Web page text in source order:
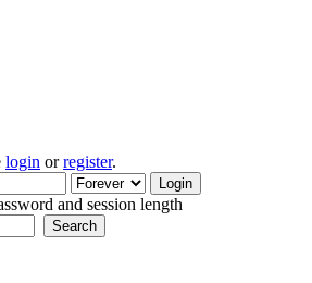
login orregister.
and session length